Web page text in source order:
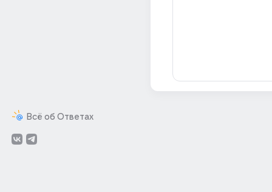
Всё об Ответах